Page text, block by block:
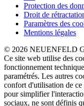
Protection des
Droit de
Paramètres des
Mentions légales
© 2026 NEUENFELD
Ce site web utilise des
fonctionnement
paramétrés. Les autres
confort d'utilisation de
pour simplifier
sociaux, ne sont définis